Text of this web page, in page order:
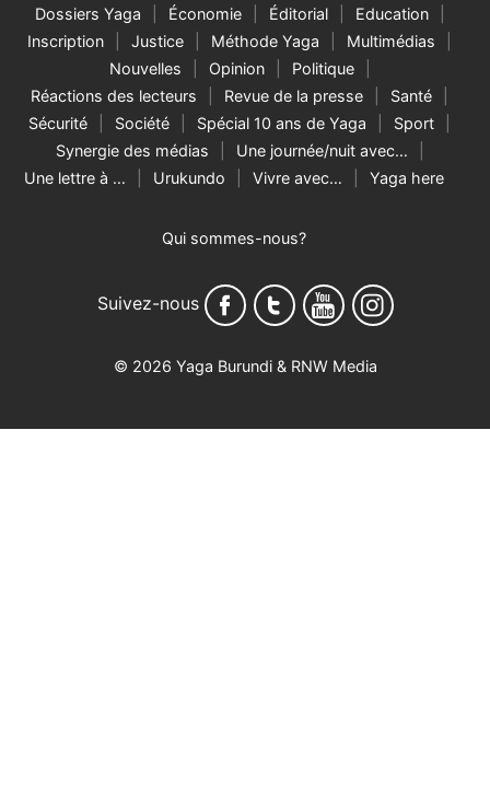
Dossiers Yaga
Économie Éditorial
Education
Inscription
Justice Méthode Yaga
Multimédias
Nouvelles
Opinion
Politique
Réactions des lecteurs
Revue de la presse
Santé
Sécurité
Société Spécial 10 ans de Yaga
Sport
Synergie des médias
Une journée/nuit avec…
Une lettre à …
Urukundo Vivre avec… Yaga here
Qui sommes-nous?
Suivez-nous
© 2026 Yaga Burundi & RNW Media